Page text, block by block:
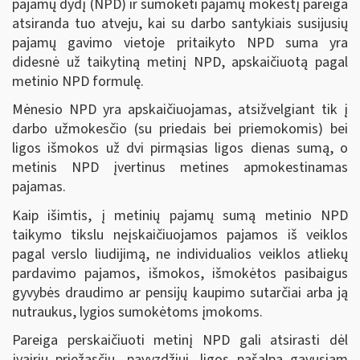
pajamų dydį (NPD) ir sumokėti pajamų mokestį pareiga
atsiranda tuo atveju, kai su darbo santykiais susijusių
pajamų gavimo vietoje pritaikyto NPD suma yra
didesnė už taikytiną metinį NPD, apskaičiuotą pagal
metinio NPD formulę.
Mėnesio NPD yra apskaičiuojamas, atsižvelgiant tik į
darbo užmokesčio (su priedais bei priemokomis) bei
ligos išmokos už dvi pirmąsias ligos dienas sumą, o
metinis NPD įvertinus metines apmokestinamas
pajamas.
Kaip išimtis, į metinių pajamų sumą metinio NPD
taikymo tikslu neįskaičiuojamos pajamos iš veiklos
pagal verslo liudijimą, ne individualios veiklos atliekų
pardavimo pajamos, išmokos, išmokėtos pasibaigus
gyvybės draudimo ar pensijų kaupimo sutarčiai arba ją
nutraukus, lygios sumokėtoms įmokoms.
Pareiga perskaičiuoti metinį NPD gali atsirasti dėl